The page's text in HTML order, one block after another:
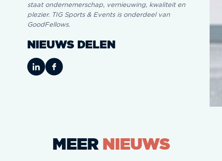
staat ondernemerschap, vernieuwing, kwaliteit en
plezier. TIG Sports & Events is onderdeel van
GoodFellows.
NIEUWS DELEN
MEER NIEUWS